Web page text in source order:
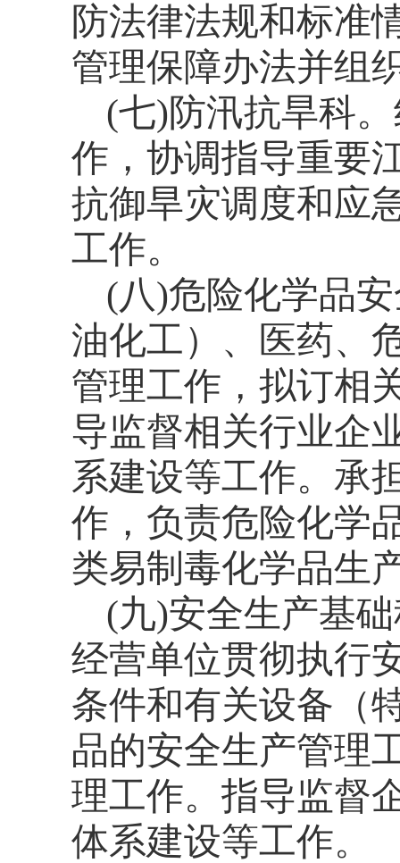
防法律法规和标准
管理保障办法并组
(七)防汛抗旱科
作，协调指导重要
抗御旱灾调度和应
工作。
(八)危险化学品
油化工）、医药、
管理工作，拟订相
导监督相关行业企
系建设等工作。承
作，负责危险化学
类易制毒化学品生
(九)安全生产基
经营单位贯彻执行
条件和有关设备（
品的安全生产管理
理工作。指导监督
体系建设等工作。